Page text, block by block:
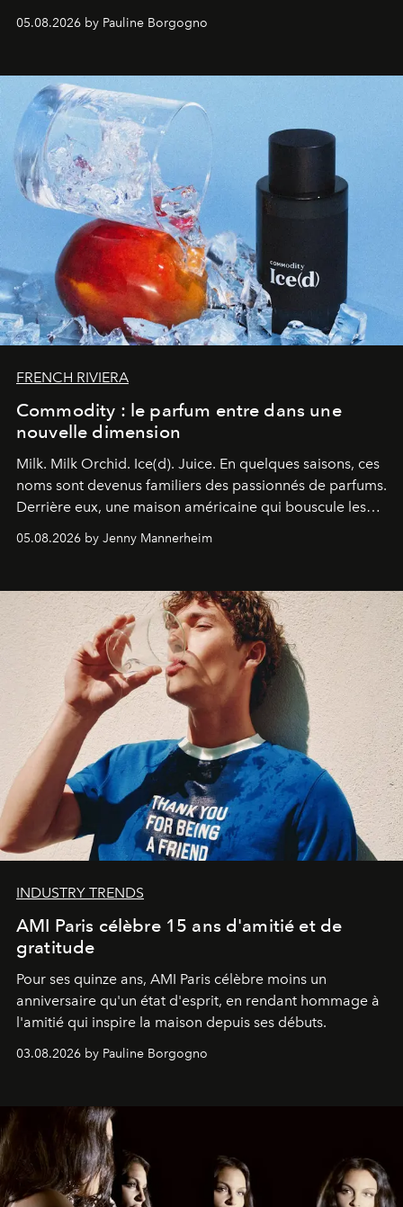
accompagner les explorations du quotidien.
05.08.2026 by Pauline Borgogno
FRENCH RIVIERA
Commodity : le parfum entre dans une
nouvelle dimension
Milk. Milk Orchid. Ice(d). Juice. En quelques saisons, ces
noms sont devenus familiers des passionnés de parfums.
Derrière eux, une maison américaine qui bouscule les
codes de la parfumerie contemporaine en proposant
une approche aussi intuitive que personnelle :
05.08.2026 by Jenny Mannerheim
INDUSTRY TRENDS
AMI Paris célèbre 15 ans d'amitié et de
gratitude
Pour ses quinze ans, AMI Paris célèbre moins un
anniversaire qu'un état d'esprit, en rendant hommage à
l'amitié qui inspire la maison depuis ses débuts.
03.08.2026 by Pauline Borgogno